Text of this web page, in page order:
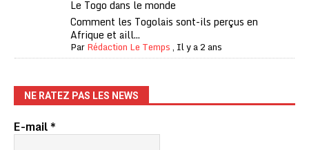
Le Togo dans le monde
Comment les Togolais sont-ils perçus en
Afrique et aill...
ParRédaction Le Temps, Il y a 2 ans
NE RATEZ PAS LES NEWS
E-mail*